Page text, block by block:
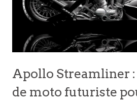
Apollo Streamliner
de moto futuriste